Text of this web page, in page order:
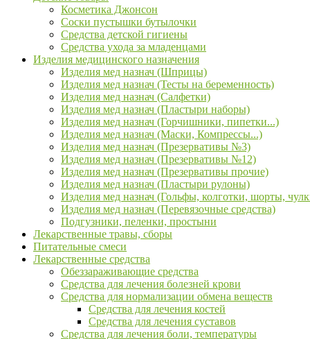
Косметика Джонсон
Соски пустышки бутылочки
Средства детской гигиены
Средства ухода за младенцами
Изделия медицинского назначения
Изделия мед назнач (Шприцы)
Изделия мед назнач (Тесты на беременность)
Изделия мед назнач (Салфетки)
Изделия мед назнач (Пластыри наборы)
Изделия мед назнач (Горчишники, пипетки...)
Изделия мед назнач (Маски, Компрессы...)
Изделия мед назнач (Презервативы №3)
Изделия мед назнач (Презервативы №12)
Изделия мед назнач (Презервативы прочие)
Изделия мед назнач (Пластыри рулоны)
Изделия мед назнач (Гольфы, колготки, шорты,
Изделия мед назнач (Перевязочные средства)
Подгузники, пеленки, простыни
Лекарственные травы, сборы
Питательные смеси
Лекарственные средства
Обеззараживающие средства
Средства для лечения болезней крови
Средства для нормализации обмена веществ
Средства для лечения костей
Средства для лечения суставов
Средства для лечения боли, температуры